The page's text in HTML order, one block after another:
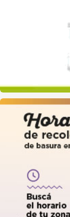
quilmes